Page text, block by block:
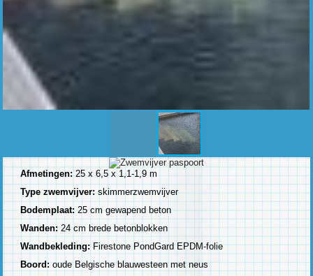
Afmetingen:25 x 6,5 x 1,1-1,9 m
Type zwemvijver:skimmerzwemvijver
Bodemplaat: 25 cm gewapend beton
Wanden:24 cm brede betonblokken
Wandbekleding:Firestone PondGard EPDM-folie
Boord:oude Belgische blauwesteen met neus